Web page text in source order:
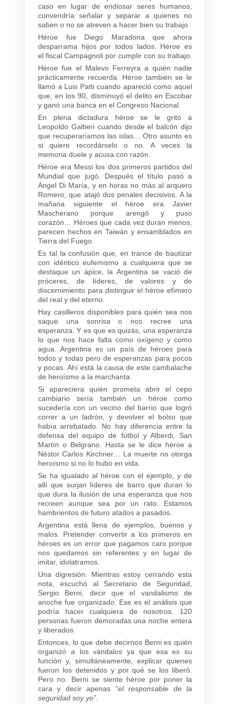
caso en lugar de endiosar seres humanos,
convendría señalar y separar a quienes no
saben o no se atreven a hacer bien su trabajo.
Héroe fue Diego Maradona que ahora
desparrama hijos por todos lados. Héroe es
el fiscal Campagnoli por cumplir con su trabajo.
Héroe fue el Malevo Ferreyra a quién nadie
prácticamente recuerda. Héroe también se le
llamó a Luis Patti cuando apareció como aquel
que, en los 90, disminuyó el delito en Escobar
y ganó una banca en el Congreso Nacional.
En plena dictadura héroe se le gritó a
Leopoldo Galtieri cuando desde el balcón dijo
que recuperaríamos las islas… Otro asunto es
si quiere recordárselo o no. A veces la
memoria duele y acusa con razón.
Héroe era Messi los dos primeros partidos del
Mundial que jugó. Después el título pasó a
Ángel Di María, y en horas no más al arquero
Romero, que atajó dos penales decisivos. A la
mañana siguiente el héroe era Javier
Mascherano porque arengó y puso
corazón… Héroes que cada vez duran menos,
parecen hechos en Taiwán y ensamblados en
Tierra del Fuego.
Es tal la confusión que, en trance de bautizar
con idéntico eufemismo a cualquiera que se
destaque un ápice, la Argentina se vació de
próceres, de líderes, de valores y de
discernimiento para distinguir el héroe efímero
del real y del eterno.
Hay casilleros disponibles para quién sea nos
saque una sonrisa o nos recree una
esperanza. Y es que es quizás, una esperanza
lo que nos hace falta como oxígeno y como
agua. Argentina es un país de héroes para
todos y todas pero de esperanzas para pocos
y pocas. Ahí está la causa de este cambalache
de heroísmo a la marchanta.
Si apareciera quién prometa abrir el cepo
cambiario sería también un héroe como
sucedería con un vecino del barrio que logró
correr a un ladrón, y devolver el bolso que
había arrebatado. No hay diferencia entre la
defensa del equipo de fútbol y Alberdi, San
Martín o Belgrano. Hasta se le dice héroe a
Néstor Carlos Kirchner… La muerte no otorga
heroísmo si no lo hubo en vida.
Se ha igualado al héroe con el ejemplo, y de
allí que surjan líderes de barro que duran lo
que dura la ilusión de una esperanza que nos
recreen aunque sea por un rato. Estamos
hambrientos de futuro atados a pasados.
Argentina está llena de ejemplos, buenos y
malos. Pretender convertir a los primeros en
héroes es un error que pagamos caro porque
nos quedamos sin referentes y en lugar de
imitar, idolatramos.
Una digresión: Mientras estoy cerrando esta
nota, escuchó al Secretario de Seguridad,
Sergio Berni, decir que el vandalismo de
anoche fue organizado. Ese es el análisis que
podría hacer cualquiera de nosotros. 120
personas fueron demoradas una noche entera
y liberados.
Entonces, lo que debe decirnos Berni es quién
organizó a los vándalos ya que esa es su
función y, simultáneamente, explicar quienes
fueron los detenidos y por qué se los liberó.
Pero no. Berni se siente héroe por poner la
cara y decir apenas “el responsable de la
seguridad soy yo”.